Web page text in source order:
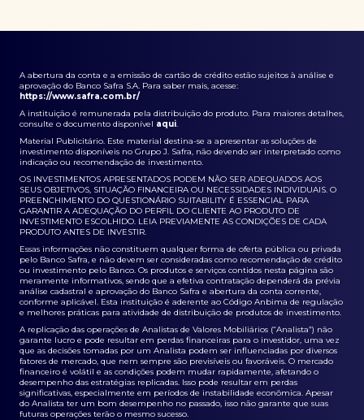
A abertura da conta e a emissão de cartão de crédito estão sujeitos à análise e
aprovação do Banco Safra S.A. Para saber mais, acesse:
https://www.safra.com.br/
A instituição é remunerada pela distribuição do produto. Para maiores detalhes,
consulte o documento disponível aqui.
Material Publicitário. Este material destina-se a apresentar as soluções de
investimento disponíveis no Grupo J. Safra, não devendo ser interpretado como
indicação ou recomendação de investimento.
OS INVESTIMENTOS APRESENTADOS PODEM NÃO SER ADEQUADOS AOS
SEUS OBJETIVOS, SITUAÇÃO FINANCEIRA OU NECESSIDADES INDIVIDUAIS. O
PREENCHIMENTO DO QUESTIONÁRIO SUITABILITY É ESSENCIAL PARA
GARANTIR A ADEQUAÇÃO DO PERFIL DO CLIENTE AO PRODUTO DE
INVESTIMENTO ESCOLHIDO. LEIA PREVIAMENTE AS CONDIÇÕES DE CADA
PRODUTO ANTES DE INVESTIR.
Essas informações não constituem qualquer forma de oferta pública ou privada
pelo Banco Safra, e não devem ser consideradas como recomendação de crédito
ou investimento pelo Banco. Os produtos e serviços contidos nesta página são
meramente informativos, sendo que a efetiva contratação dependerá da prévia
análise cadastral e aprovação do Banco Safra e abertura da conta corrente,
conforme aplicável. Esta instituição é aderente ao Código Anbima de regulação
e melhores práticas para atividade de distribuição de produtos de investimento.
A replicação das operações de Analistas de Valores Mobiliários (“Analista”) não
garante lucro e pode resultar em perdas financeiras para o investidor, uma vez
que as decisões tomadas por um Analista podem ser influenciadas por diversos
fatores de mercado, que nem sempre são previsíveis ou favoráveis. O mercado
financeiro é volátil e as condições podem mudar rapidamente, afetando o
desempenho das estratégias replicadas. Isso pode resultar em perdas
significativas, especialmente em períodos de instabilidade econômica. Apesar
do Analista ter um bom desempenho no passado, isso não garante que suas
futuras operações terão o mesmo sucesso.